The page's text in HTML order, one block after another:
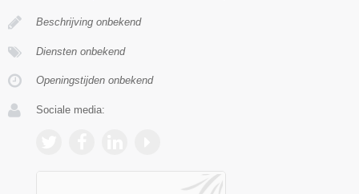
Beschrijving onbekend
Diensten onbekend
Openingstijden onbekend
Sociale media: